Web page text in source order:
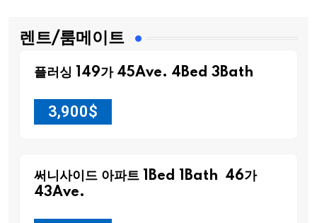
렌트/룸메이트
플러싱 149가 45Ave. 4Bed 3Bath
3,900$
써니사이드 아파트 1Bed 1Bath 46가
43Ave.